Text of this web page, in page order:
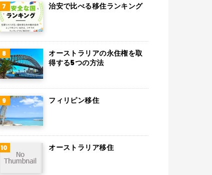
チェコ
デンマーク
ポーランド
コロンビア
治安で比べる移住ランキング
オーストラリアの永住権を取
得する5つの方法
フィリピン移住
オーストラリア移住